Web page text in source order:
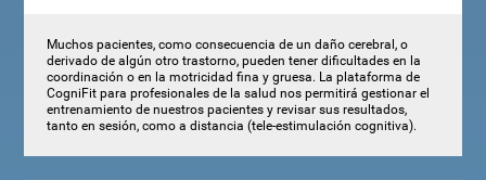
Muchos pacientes, como consecuencia de un daño cerebral, o
derivado de algún otro trastorno, pueden tener dificultades en la
coordinación o en la motricidad fina y gruesa. La plataforma de
CogniFit para profesionales de la salud nos permitirá gestionar el
entrenamiento de nuestros pacientes y revisar sus resultados,
tanto en sesión, como a distancia (tele-estimulación cognitiva).